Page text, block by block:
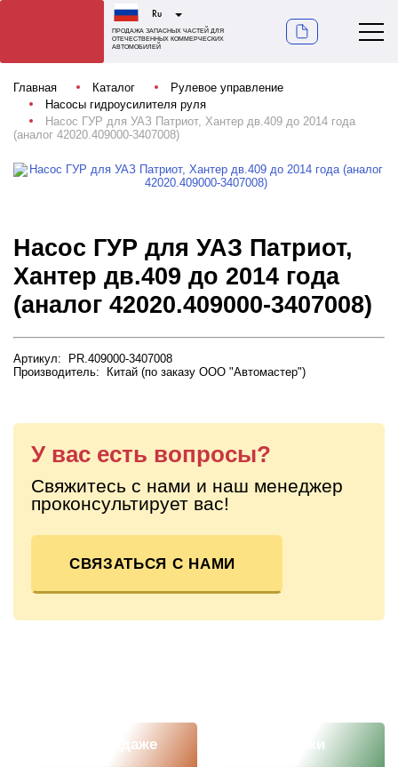
Ru
ПРОДАЖА ЗАПАСНЫХ ЧАСТЕЙ ДЛЯ
ОТЕЧЕСТВЕННЫХ КОММЕРЧЕСКИХ
АВТОМОБИЛЕЙ
Главная Каталог
Рулевое управление
Насосы гидроусилителя руля
Насос ГУР для УАЗ Патриот, Хантер дв.409 до 2014 года
(аналог 42020.409000-3407008)
Насос ГУР для УАЗ Патриот,
Хантер дв.409 до 2014 года
(аналог 42020.409000-3407008)
Артикул: PR.409000-3407008
Производитель: Китай (по заказу ООО "Автомастер")
У вас есть вопросы?
Свяжитесь с нами и наш менеджер
проконсультирует вас!
СВЯЗАТЬСЯ С НАМИ
Скоро в продаже Наши новинки